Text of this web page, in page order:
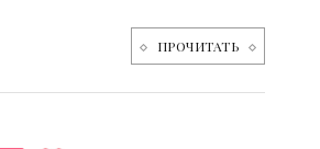
ПРОЧИТАТЬ